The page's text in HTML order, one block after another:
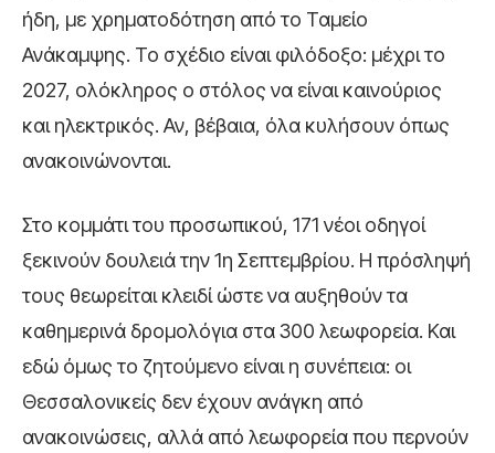
ήδη, με χρηματοδότηση από το Ταμείο
Ανάκαμψης. Το σχέδιο είναι φιλόδοξο: μέχρι το
2027, ολόκληρος ο στόλος να είναι καινούριος
και ηλεκτρικός. Αν, βέβαια, όλα κυλήσουν όπως
ανακοινώνονται.
Στο κομμάτι του προσωπικού, 171 νέοι οδηγοί
ξεκινούν δουλειά την 1η Σεπτεμβρίου. Η πρόσληψή
τους θεωρείται κλειδί ώστε να αυξηθούν τα
καθημερινά δρομολόγια στα 300 λεωφορεία. Και
εδώ όμως το ζητούμενο είναι η συνέπεια: οι
Θεσσαλονικείς δεν έχουν ανάγκη από
ανακοινώσεις, αλλά από λεωφορεία που περνούν